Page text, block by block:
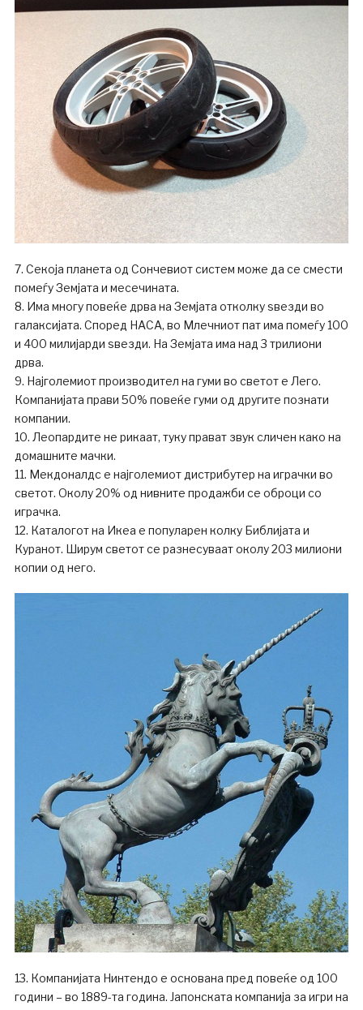
7. Секоја планета од Сончевиот систем може да се смести
помеѓу Земјата и месечината.
8. Има многу повеќе дрва на Земјата отколку ѕвезди во
галаксијата. Според НАСА, во Млечниот пат има помеѓу 100
и 400 милијарди ѕвезди. На Земјата има над 3 трилиони
дрва.
9. Најголемиот производител на гуми во светот е Лего.
Компанијата прави 50% повеќе гуми од другите познати
компании.
10. Леопардите не рикаат, туку прават звук сличен како на
домашните мачки.
11. Мекдоналдс е најголемиот дистрибутер на играчки во
светот. Околу 20% од нивните продажби се оброци со
играчка.
12. Каталогот на Икеа е популарен колку Библијата и
Куранот. Ширум светот се разнесуваат околу 203 милиони
копии од него.
13. Компанијата Нинтендо е основана пред повеќе од 100
години – во 1889-та година. Јапонската компанија за игри на